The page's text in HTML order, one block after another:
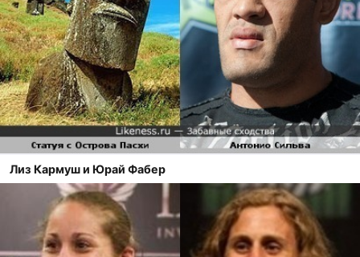
Создать сходство
Для публикации необходима авторизация
Поиск
Лиз Кармуш и Юрай Фабер